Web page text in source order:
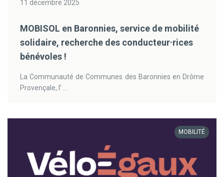
11 décembre 2025
MOBISOL en Baronnies, service de mobilité
solidaire, recherche des conducteur·rices
bénévoles !
La Communauté de Communes des Baronnies en Drôme
Provençale, l’ ...
MOBILITÉ